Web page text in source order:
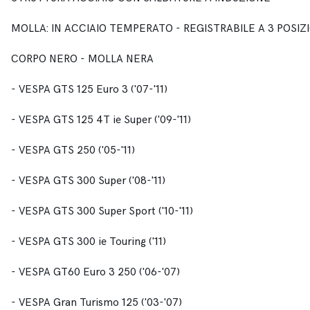
MOLLA: IN ACCIAIO TEMPERATO - REGISTRABILE A 3
CORPO NERO - MOLLA NERA
- VESPA GTS 125 Euro 3 ('07-'11)
- VESPA GTS 125 4T ie Super ('09-'11)
- VESPA GTS 250 ('05-'11)
- VESPA GTS 300 Super ('08-'11)
- VESPA GTS 300 Super Sport ('10-'11)
- VESPA GTS 300 ie Touring ('11)
- VESPA GT60 Euro 3 250 ('06-'07)
- VESPA Gran Turismo 125 ('03-'07)